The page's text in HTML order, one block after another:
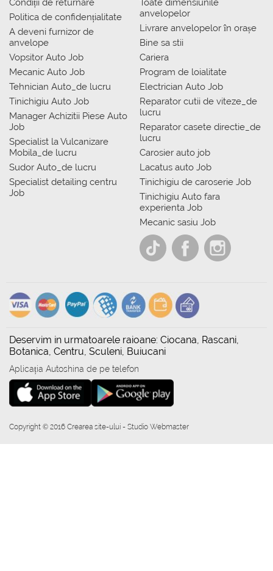
Condiții de returnare
Politica de confidențialitate
A deveni furnizor de
anvelope
Vopsitor Auto Job
Mecanic Auto Job
Tehnician Auto_de lucru
Tinichigiu Auto Job
Manager Achizitii Piese Auto
Job
Specialist la Vulcanizare
Mobila_de lucru
Sudor Auto_de lucru
Specialist detailing centru
Job
Toate dimensiunile
anvelopelor
Livrare anvelopelor în orașe
Bine sa stii
Cariera
Program de loialitate
Electrician Auto Job
Reparator cutii de viteze_de
lucru
Reparator casete directie_de
lucru
Carosier auto job
Lacatus auto Job
Tinichigiu de caroserie Job
Tinichigiu Auto fara
experienta Job
Mecanic sasiu Job
Deservim in urmatoarele raioane: Ciocana, Rascani,
Botanica, Centru, Sculeni, Buiucani
Aplicația Autoshina de pe telefon
Copyright © 2016 Crearea site-ului - Studio Webmaster